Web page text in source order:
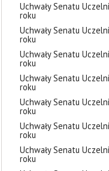
Uchwały Senatu
roku
Uchwały Senatu
roku
Uchwały Senatu
roku
Uchwały Senatu
roku
Uchwały Senatu
roku
Uchwały Senatu
roku
Uchwały Senatu
roku